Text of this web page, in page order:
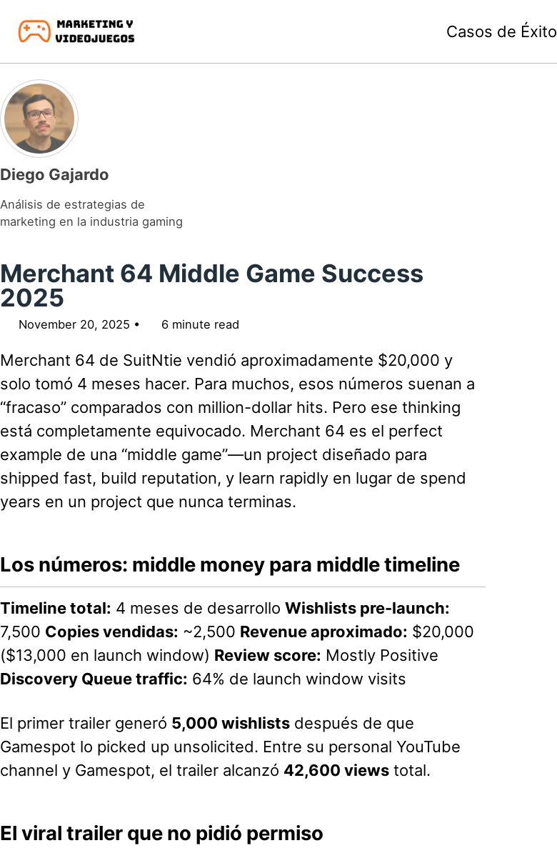
Casos de Éxito
Diego Gajardo
Análisis de estrategias de
marketing en la industria gaming
Merchant 64 Middle Game Success
2025
November 20, 2025 6 minute read
Merchant 64 de SuitNtie vendió aproximadamente $20,000 y
solo tomó 4 meses hacer. Para muchos, esos números suenan a
“fracaso” comparados con million-dollar hits. Pero ese thinking
está completamente equivocado. Merchant 64 es el perfect
example de una “middle game”—un project diseñado para
shipped fast, build reputation, y learn rapidly en lugar de spend
years en un project que nunca terminas.
Los números: middle money para middle timeline
Timeline total: 4 meses de desarrollo Wishlists pre-launch:
7,500 Copies vendidas: ~2,500 Revenue aproximado: $20,000
($13,000 en launch window) Review score: Mostly Positive
Discovery Queue traffic: 64% de launch window visits
El primer trailer generó 5,000 wishlists después de que
Gamespot lo picked up unsolicited. Entre su personal YouTube
channel y Gamespot, el trailer alcanzó 42,600 views total.
El viral trailer que no pidió permiso